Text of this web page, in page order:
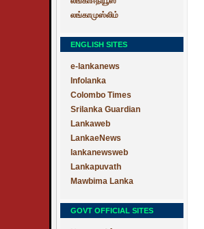
லங்காமுஸ்லிம்
ENGLISH SITES
e-lankanews
Infolanka
Colombo Times
Srilanka Guardian
Lankaweb
LankaeNews
lankanewsweb
Lankapuvath
Mawbima Lanka
GOVT OFFICIAL SITES